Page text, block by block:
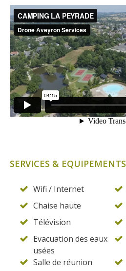
SERVICES & EQUIPEMENTS
Wifi / Internet
Chaise haute
Télévision
Evacuation des eaux
usées
Salle de réunion